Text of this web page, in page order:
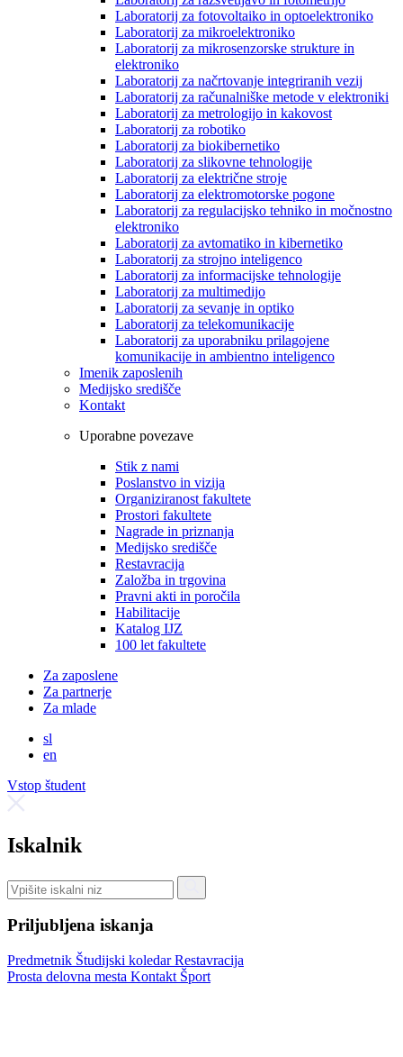
Laboratorij za fotovoltaiko in optoelektroniko
Laboratorij za mikroelektroniko
Laboratorij za mikrosenzorske strukture in
elektroniko
Laboratorij za načrtovanje integriranih vezij
Laboratorij za računalniške metode v elektroniki
Laboratorij za metrologijo in kakovost
Laboratorij za robotiko
Laboratorij za biokibernetiko
Laboratorij za slikovne tehnologije
Laboratorij za električne stroje
Laboratorij za elektromotorske pogone
Laboratorij za regulacijsko tehniko in močnostno
elektroniko
Laboratorij za avtomatiko in kibernetiko
Laboratorij za strojno inteligenco
Laboratorij za informacijske tehnologije
Laboratorij za multimedijo
Laboratorij za sevanje in optiko
Laboratorij za telekomunikacije
Laboratorij za uporabniku prilagojene
komunikacije in ambientno inteligenco
Imenik zaposlenih
Medijsko središče
Kontakt
Uporabne povezave
Stik z nami
Poslanstvo in vizija
Organiziranost fakultete
Prostori fakultete
Nagrade in priznanja
Medijsko središče
Restavracija
Založba in trgovina
Pravni akti in poročila
Habilitacije
Katalog IJZ
100 let fakultete
Za zaposlene
Za partnerje
Za mlade
sl
en
Vstop študent
Iskalnik
Priljubljena iskanja
Predmetnik Študijski koledarRestavracija
Prosta delovna mesta Kontakt Šport